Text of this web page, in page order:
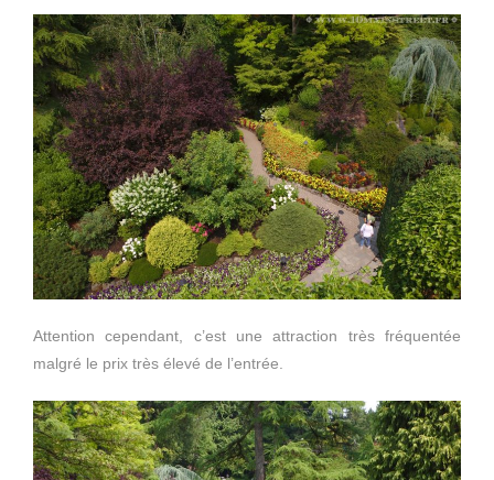
Attention cependant, c’est une attraction très fréquentée
malgré le prix très élevé de l’entrée.